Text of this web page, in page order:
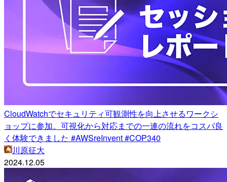
CloudWatchでセキュリティ可観測性を向上させるワークシ
ョップに参加。可視化から対応までの一連の流れをコスパ良
く体験できました #AWSreInvent #COP340
川原征大
2024.12.05